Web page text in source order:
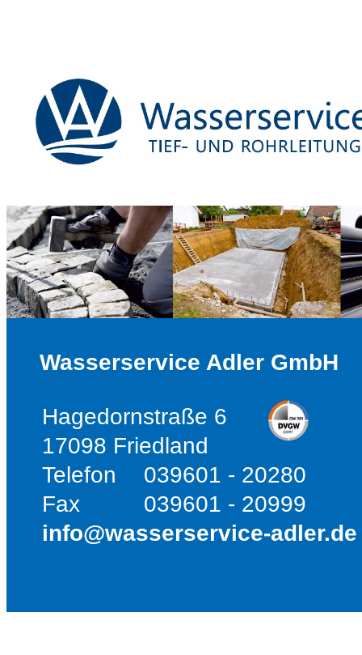
Wasserservice Adler GmbH
Hagedornstraße 6
17098 Friedland
Telefon
039601 - 20280
Fax
039601 - 20999
info@wasserservice-adler.de